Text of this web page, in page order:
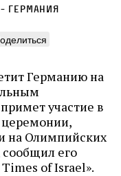
германия
Германию на
участие в
на Олимпийских
его
of Israel».